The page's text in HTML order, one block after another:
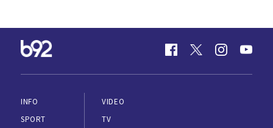
INFO
SPORT
VIDEO
TV